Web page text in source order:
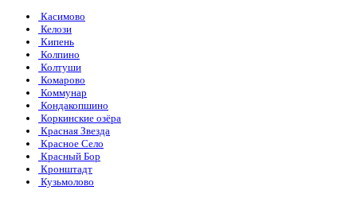
Касимово
Келози
Кипень
Колпино
Колтуши
Комарово
Коммунар
Кондакопшино
Коркинские озёра
Красная Звезда
Красное Село
Красный Бор
Кронштадт
Кузьмолово